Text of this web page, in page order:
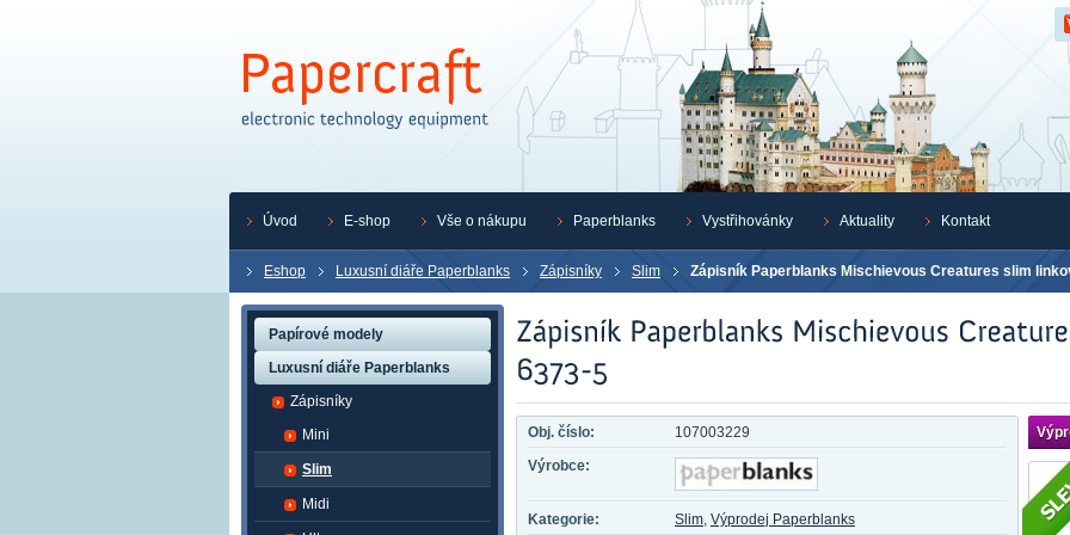
Eshop Luxusní diáře Paperblanks Zápisníky Slim Zápisník Paperblanks Mischievous Creatures slim
Obj. číslo:
107003229
Výrobce:
Kategorie: Slim Výprodej Paperblanks
Papírové modely
Luxusní diáře Paperblanks
Zápisníky
Mini
Slim
Midi
Úvod E-shop Vše o nákupu Paperblanks Vystřihovánky Aktuality Kontakt